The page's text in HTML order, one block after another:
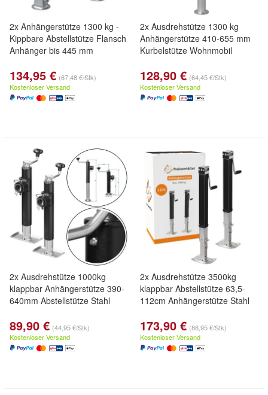
2x Anhängerstütze 1300 kg -
Kippbare Abstellstütze Flansch
Anhänger bis 445 mm
134,95 € (67,48 €/Stk)
Kostenloser Versand
2x Ausdrehstütze 1300 kg
Anhängerstütze 410-655 mm
Kurbelstütze Wohnmobil
128,90 € (64,45 €/Stk)
Kostenloser Versand
2x Ausdrehstütze 1000kg
klappbar Anhängerstütze 390-
640mm Abstellstütze Stahl
89,90 € (44,95 €/Stk)
Kostenloser Versand
2x Ausdrehstütze 3500kg
klappbar Abstellstütze 63,5-
112cm Anhängerstütze Stahl
173,90 € (86,95 €/Stk)
Kostenloser Versand